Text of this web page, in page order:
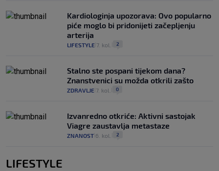
Kardiologinja upozorava: Ovo popularno
piće moglo bi pridonijeti začepljenju
arterija
LIFESTYLE 7. kol. 2
Stalno ste pospani tijekom dana?
Znanstvenici su možda otkrili zašto
ZDRAVLJE 7. kol. 0
Izvanredno otkriće: Aktivni sastojak
Viagre zaustavlja metastaze
ZNANOST 6. kol. 2
LIFESTYLE